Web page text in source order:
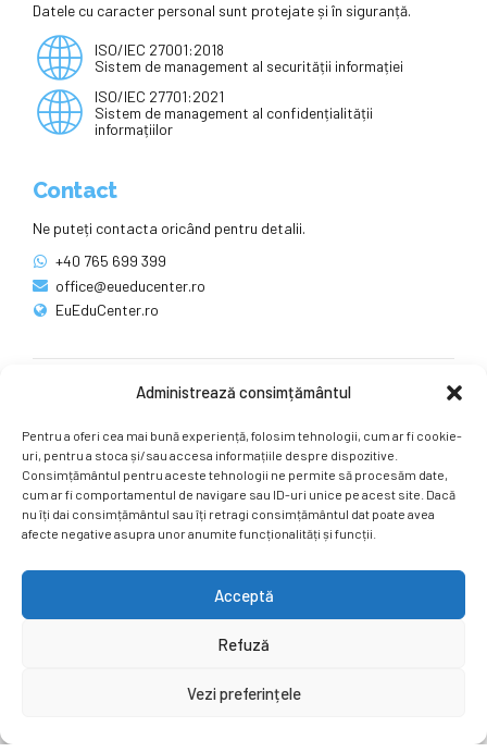
Administrează consimțământul
Pentru a oferi cea mai bună experiență, folosim tehnologii, cum ar fi cookie-
uri, pentru a stoca și/sau accesa informațiile despre dispozitive.
Consimțământul pentru aceste tehnologii ne permite să procesăm date,
cum ar fi comportamentul de navigare sau ID-uri unice pe acest site. Dacă
nu îți dai consimțământul sau îți retragi consimțământul dat poate avea
afecte negative asupra unor anumite funcționalități și funcții.
Acceptă
Refuză
Vezi preferințele
Datele cu caracter personal sunt protejate și în siguranță.
ISO/IEC 27001:2018
Sistem de management al securității informației
ISO/IEC 27701:2021
Sistem de management al confidențialității
informațiilor
Contact
Ne puteți contacta oricând pentru detalii.
+40 765 699 399
office@eueducenter.ro
EuEduCenter.ro
Ne puteți găsi și pe rețelele sociale.